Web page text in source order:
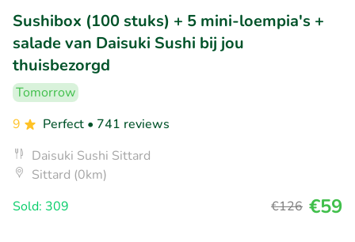
Sushibox (100 stuks) + 5 mini-loempia's +
salade van Daisuki Sushi bij jou
thuisbezorgd
Tomorrow
9
Perfect • 741 reviews
Daisuki Sushi Sittard
Sittard (0km)
Sold: 309
€126 €59